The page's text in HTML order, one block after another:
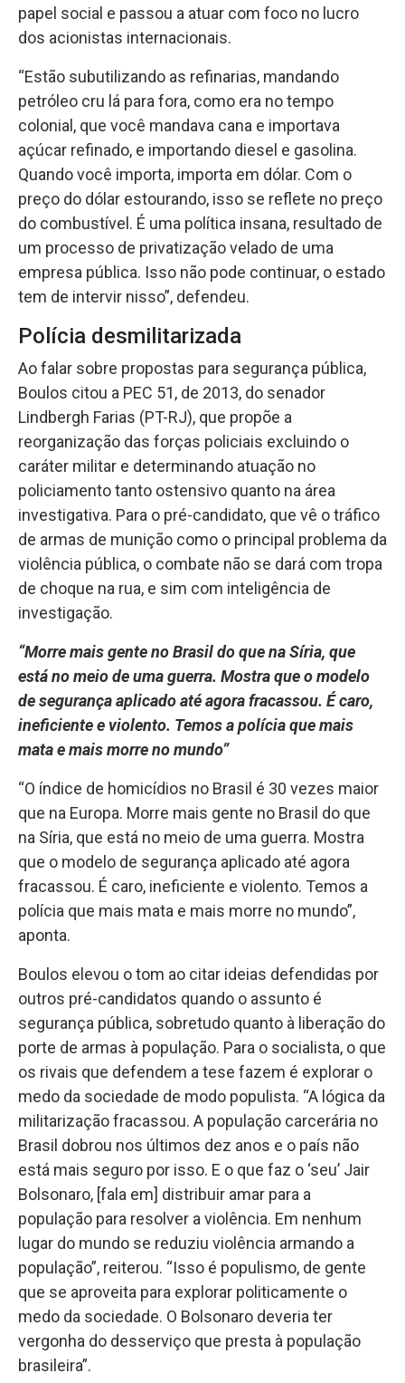
papel social e passou a atuar com foco no lucro
dos acionistas internacionais.
“Estão subutilizando as refinarias, mandando
petróleo cru lá para fora, como era no tempo
colonial, que você mandava cana e importava
açúcar refinado, e importando diesel e gasolina.
Quando você importa, importa em dólar. Com o
preço do dólar estourando, isso se reflete no preço
do combustível. É uma política insana, resultado de
um processo de privatização velado de uma
empresa pública. Isso não pode continuar, o estado
tem de intervir nisso”, defendeu.
Polícia desmilitarizada
Ao falar sobre propostas para segurança pública,
Boulos citou a PEC 51, de 2013, do senador
Lindbergh Farias (PT-RJ), que propõe a
reorganização das forças policiais excluindo o
caráter militar e determinando atuação no
policiamento tanto ostensivo quanto na área
investigativa. Para o pré-candidato, que vê o tráfico
de armas de munição como o principal problema da
violência pública, o combate não se dará com tropa
de choque na rua, e sim com inteligência de
investigação.
“Morre mais gente no Brasil do que na Síria, que
está no meio de uma guerra. Mostra que o modelo
de segurança aplicado até agora fracassou. É caro,
ineficiente e violento. Temos a polícia que mais
mata e mais morre no mundo”
“O índice de homicídios no Brasil é 30 vezes maior
que na Europa. Morre mais gente no Brasil do que
na Síria, que está no meio de uma guerra. Mostra
que o modelo de segurança aplicado até agora
fracassou. É caro, ineficiente e violento. Temos a
polícia que mais mata e mais morre no mundo”,
aponta.
Boulos elevou o tom ao citar ideias defendidas por
outros pré-candidatos quando o assunto é
segurança pública, sobretudo quanto à liberação do
porte de armas à população. Para o socialista, o que
os rivais que defendem a tese fazem é explorar o
medo da sociedade de modo populista. “A lógica da
militarização fracassou. A população carcerária no
Brasil dobrou nos últimos dez anos e o país não
está mais seguro por isso. E o que faz o ‘seu’ Jair
Bolsonaro, [fala em] distribuir amar para a
população para resolver a violência. Em nenhum
lugar do mundo se reduziu violência armando a
população”, reiterou. “Isso é populismo, de gente
que se aproveita para explorar politicamente o
medo da sociedade. O Bolsonaro deveria ter
vergonha do desserviço que presta à população
brasileira”.